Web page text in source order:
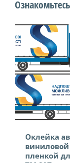
Оклейка
виниловой
пленкой